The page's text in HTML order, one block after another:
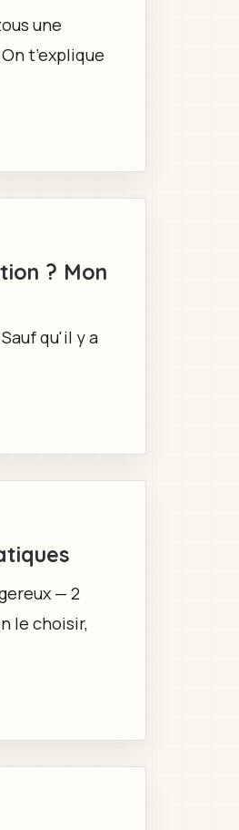
une
t’explique
? Mon
qu'il y a
— 2
le choisir,